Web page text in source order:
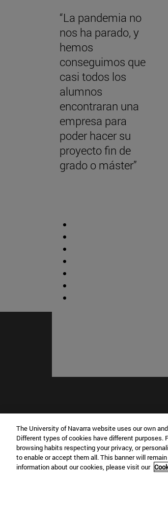
“La pandemia no
nos ha parado, y
hemos
conseguimos que
casi todos los
alumnos
encontraran una
empresa para
poder hacer su
proyecto fin de
grado o máster”
Campus Pamplona
Campus Universitario 31009
España
The University of Navarra website uses our own
Different types of cookies have different purposes.
browsing habits respecting your privacy, or
to enable or accept them all. This banner will
information about our cookies, please visit our